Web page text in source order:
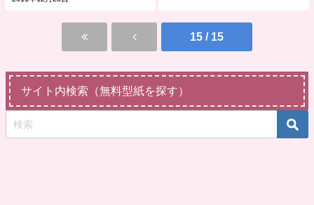
15 / 15
サイト内検索（無料型紙を探す）